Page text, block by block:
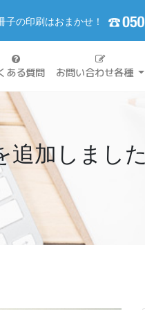
子の印刷はおまかせ！
ある質問 お問い合わせ各種
追加しました